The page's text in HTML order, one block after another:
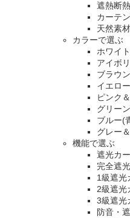
遮熱断
カーテ
天然素
カラーで選ぶ
ホワイ
アイボ
ブラウ
イエロ
ピンク
グリー
ブルー(
グレー
機能で選ぶ
遮光カ
完全遮
1級遮光
2級遮光
3級遮光
防音・